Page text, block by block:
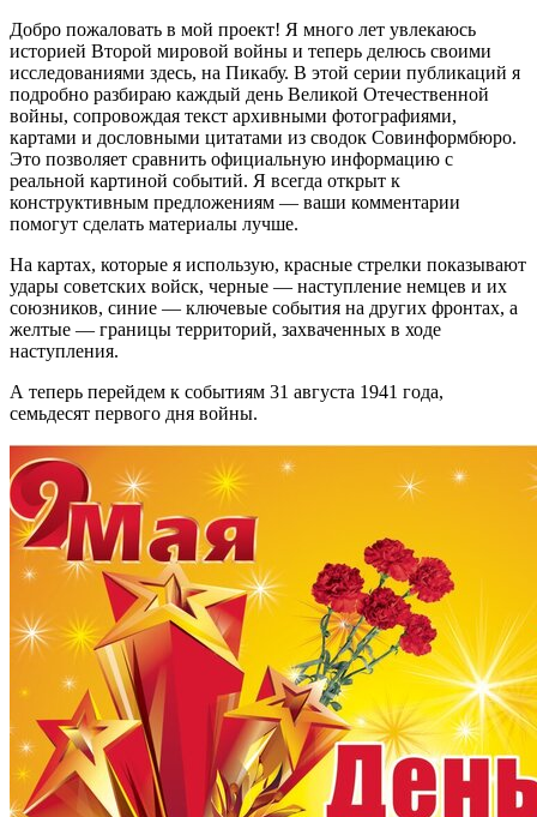
Добро пожаловать в мой проект! Я много лет увлекаюсь
историей Второй мировой войны и теперь делюсь своими
исследованиями здесь, на Пикабу. В этой серии публикаций я
подробно разбираю каждый день Великой Отечественной
войны, сопровождая текст архивными фотографиями,
картами и дословными цитатами из сводок Совинформбюро.
Это позволяет сравнить официальную информацию с
реальной картиной событий. Я всегда открыт к
конструктивным предложениям — ваши комментарии
помогут сделать материалы лучше.
На картах, которые я использую, красные стрелки показывают
удары советских войск, черные — наступление немцев и их
союзников, синие — ключевые события на других фронтах, а
желтые — границы территорий, захваченных в ходе
наступления.
А теперь перейдем к событиям 31 августа 1941 года,
семьдесят первого дня войны.